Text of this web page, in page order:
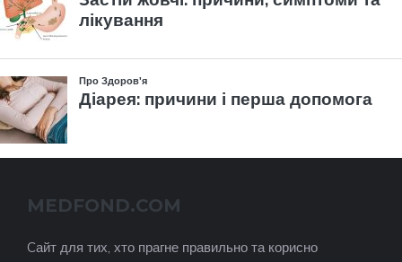
MEDFOND.COM
Cайт для тих, хто прагне правильно та корисно